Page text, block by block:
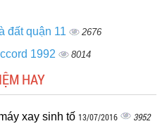
đất quận 11 2676
1992 8014
HAY
xay sinh tố 13/07/2016 3952